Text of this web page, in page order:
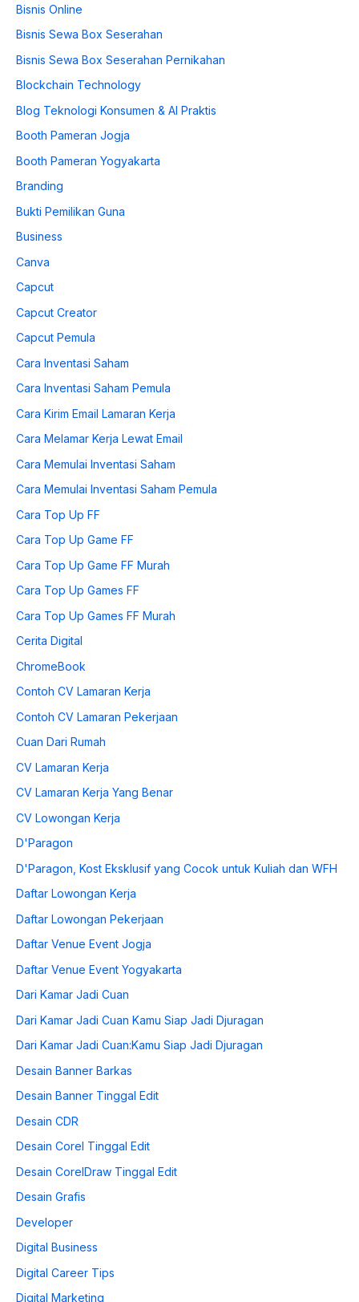
Bisnis Online
Bisnis Sewa Box Seserahan
Bisnis Sewa Box Seserahan Pernikahan
Blockchain Technology
Blog Teknologi Konsumen & AI Praktis
Booth Pameran Jogja
Booth Pameran Yogyakarta
Branding
Bukti Pemilikan Guna
Business
Canva
Capcut
Capcut Creator
Capcut Pemula
Cara Inventasi Saham
Cara Inventasi Saham Pemula
Cara Kirim Email Lamaran Kerja
Cara Melamar Kerja Lewat Email
Cara Memulai Inventasi Saham
Cara Memulai Inventasi Saham Pemula
Cara Top Up FF
Cara Top Up Game FF
Cara Top Up Game FF Murah
Cara Top Up Games FF
Cara Top Up Games FF Murah
Cerita Digital
ChromeBook
Contoh CV Lamaran Kerja
Contoh CV Lamaran Pekerjaan
Cuan Dari Rumah
CV Lamaran Kerja
CV Lamaran Kerja Yang Benar
CV Lowongan Kerja
D'Paragon
D'Paragon, Kost Eksklusif yang Cocok untuk Kuliah dan WFH
Daftar Lowongan Kerja
Daftar Lowongan Pekerjaan
Daftar Venue Event Jogja
Daftar Venue Event Yogyakarta
Dari Kamar Jadi Cuan
Dari Kamar Jadi Cuan Kamu Siap Jadi Djuragan
Dari Kamar Jadi Cuan:Kamu Siap Jadi Djuragan
Desain Banner Barkas
Desain Banner Tinggal Edit
Desain CDR
Desain Corel Tinggal Edit
Desain CorelDraw Tinggal Edit
Desain Grafis
Developer
Digital Business
Digital Career Tips
Digital Marketing